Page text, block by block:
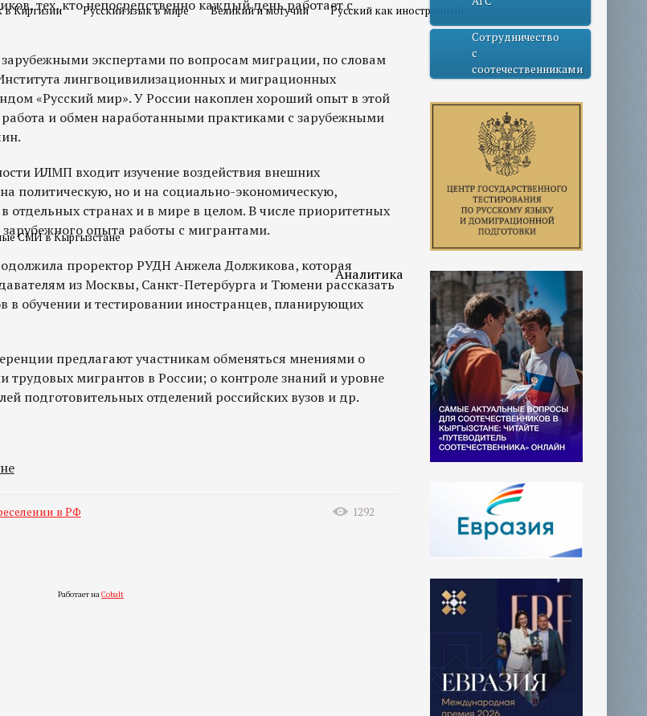
в Киргизии Русский язык в мире Великий и могучий Русский как иностранный
СМИ в Кыргызстане
Аналитика
тех, кто непосредственно каждый день работает с
экспертами по вопросам миграции, по словам
лингвоцивилизационных и миграционных
«Русский мир». У России накоплен хороший опыт в этой
и обмен наработанными практиками с зарубежными
ИЛМП входит изучение воздействия внешних
политическую, но и на социально-экономическую,
отдельных странах и в мире в целом. В числе приоритетных
зарубежного опыта работы с мигрантами.
проректор РУДН Анжела Должикова, которая
из Москвы, Санкт-Петербурга и Тюмени рассказать
в обучении и тестировании иностранцев, планирующих
предлагают участникам обменяться мнениями о
трудовых мигрантов в России; о контроле знаний и уровне
подготовительных отделений российских вузов и др.
в РФ
1292
Работает наCobalt
Сотрудничество
с
соотечественниками